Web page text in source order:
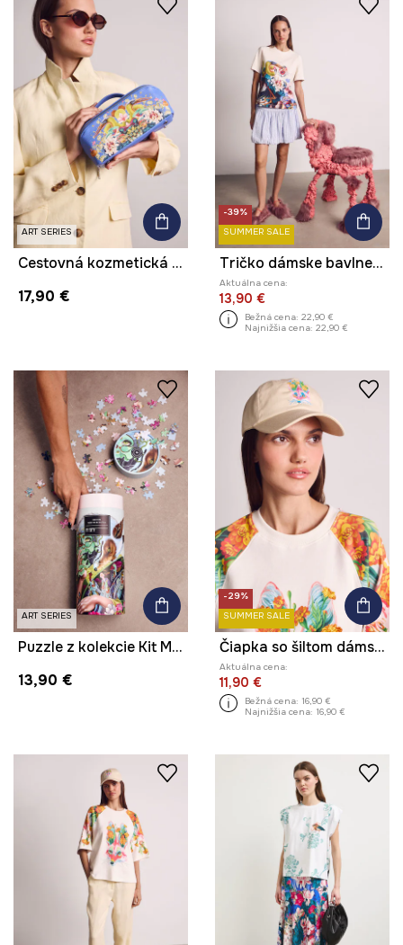
ART SERIES
Cestovná kozmetická taška z imitácie kože z kolekcie Kit Mizeres x Medicine
17,90 €
-39%
SUMMER SALE
Tričko dámske bavlnené s elastanom z kolekcie Kit Mizeres x Medicine
Aktuálna cena:
13,90 €
Bežná cena: 22,90 €
Najnižšia cena: 22,90 €
ART SERIES
Puzzle z kolekcie Kit Mizeres x Medicine
13,90 €
-29%
SUMMER SALE
Čiapka so šiltom dámska bavlnená s aplikáciou z kolekcie Kit Mizeres x Medicine
Aktuálna cena:
11,90 €
Bežná cena: 16,90 €
Najnižšia cena: 16,90 €